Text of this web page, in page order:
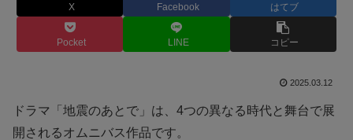
X Facebook はてブ
Pocket LINE コピー
2025.03.12
ドラマ「地震のあとで」は、4つの異なる時代と舞台で展
開されるオムニバス作品です。